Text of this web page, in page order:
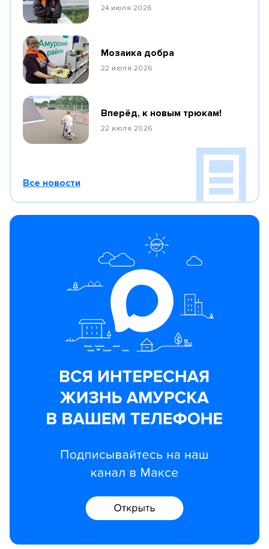
24 июля 2026
Мозаика добра
22 июля 2026
Вперёд, к новым трюкам!
22 июля 2026
Все новости